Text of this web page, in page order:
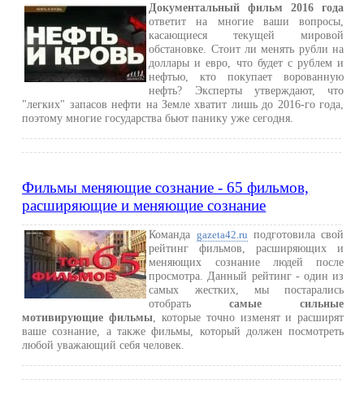
Документальный фильм 2016 года
ответит на многие ваши вопросы,
касающиеся текущей мировой
обстановке. Стоит ли менять рубли на
доллары и евро, что будет с рублем и
нефтью, кто покупает ворованную
нефть? Эксперты утверждают, что
"легких" запасов нефти на Земле хватит лишь до 2016-го года,
поэтому многие государства бьют панику уже сегодня.
Фильмы меняющие сознание - 65 фильмов,
расширяющие и меняющие сознание
Команда gazeta42.ru подготовила свой
рейтинг фильмов, расширяющих и
меняющих сознание людей после
просмотра. Данный рейтинг - один из
самых жестких, мы постарались
отобратьсамые сильные
мотивирующие фильмы , которые точно изменят и расширят
ваше сознание, а также фильмы, который должен посмотреть
любой уважающий себя человек.